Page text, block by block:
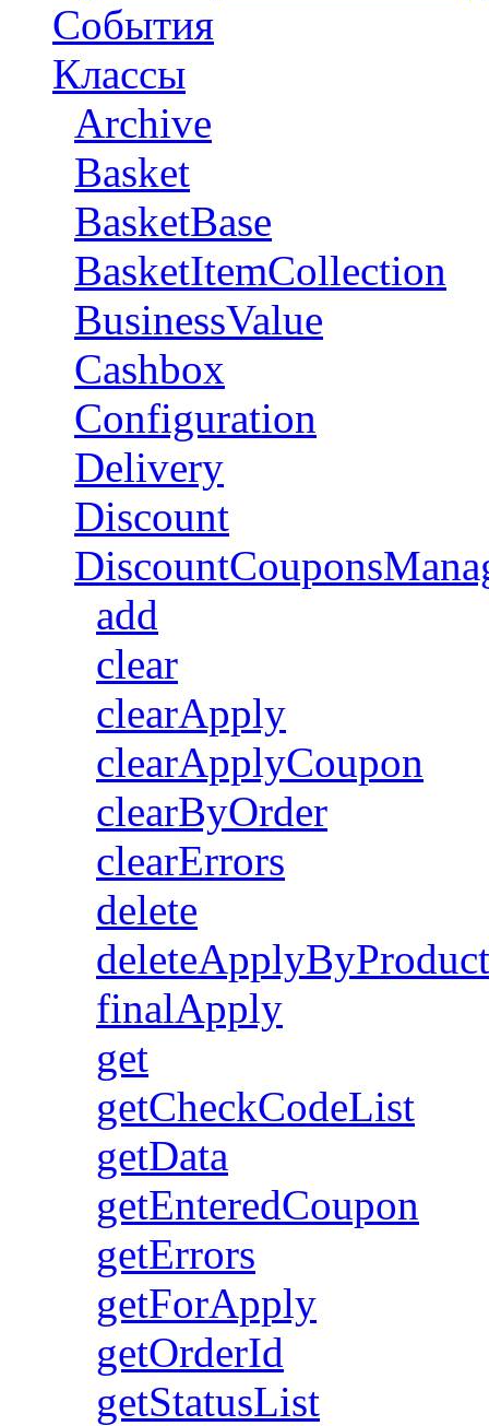
События
Классы
Archive
Basket
BasketBase
BasketItemCollection
BusinessValue
Cashbox
Configuration
Delivery
Discount
add
clear
clearApply
clearApplyCoupon
clearByOrder
clearErrors
delete
deleteApplyByProduct
finalApply
get
getCheckCodeList
getData
getEnteredCoupon
getErrors
getForApply
getOrderId
getStatusList